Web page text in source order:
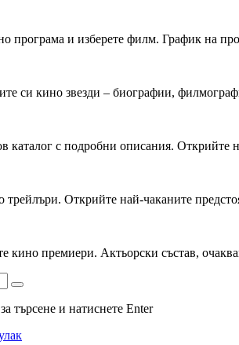
програма и изберете филм. График на
си кино звезди – биографии,
каталог с подробни описания. Открийте
трейлъри. Открийте най-чаканите
кино премиери. Актьорски състав,
търсене и натиснете Enter